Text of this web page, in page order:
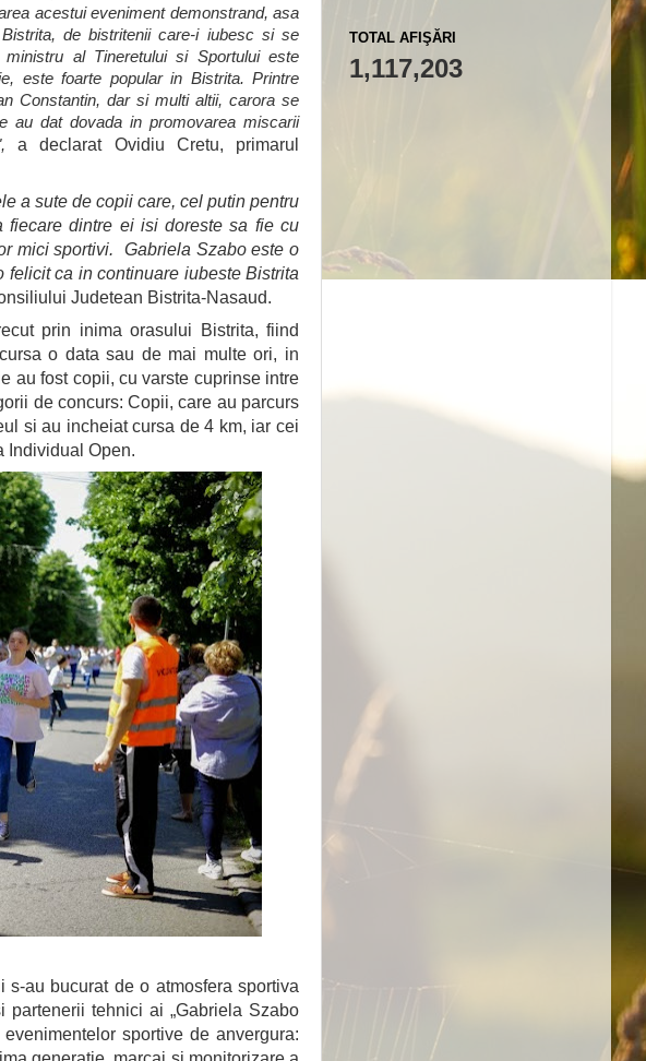
acestui eveniment demonstrand, asa
de bistritenii care-i iubesc si se
al Tineretului si Sportului este
este foarte popular in Bistrita. Printre
Constantin, dar si multi altii, carora se
au dat dovada in promovarea miscarii
a declarat Ovidiu Cretu, primarul
a sute de copii care, cel putin pentru
dintre ei isi doreste sa fie cu
mici sportivi. Gabriela Szabo este o
ca in continuare iubeste Bistrita
Judetean Bistrita-Nasaud.
prin inima orasului Bistrita, fiind
o data sau de mai multe ori, in
au fost copii, cu varste cuprinse intre
de concurs: Copii, care au parcurs
si au incheiat cursa de 4 km, iar cei
Individual Open.
s-au bucurat de o atmosfera sportiva
tehnici ai „Gabriela Szabo
sportive de anvergura:
TOTAL AFIŞĂRI
1,117,203